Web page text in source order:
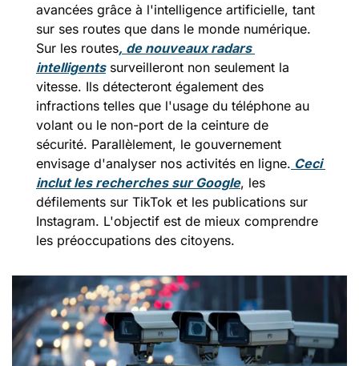
avancées grâce à l'intelligence artificielle, tant
sur ses routes que dans le monde numérique.
Sur les routes, de nouveaux radars
intelligents surveilleront non seulement la
vitesse. Ils détecteront également des
infractions telles que l'usage du téléphone au
volant ou le non-port de la ceinture de
sécurité. Parallèlement, le gouvernement
envisage d'analyser nos activités en ligne. Ceci
inclut les recherches sur Google, les
défilements sur TikTok et les publications sur
Instagram. L'objectif est de mieux comprendre
les préoccupations des citoyens.